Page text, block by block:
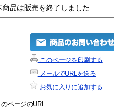
商品は販売を終了しました
このページを印刷する
メールでURLを送る
お気に入りに追加する
のページのURL